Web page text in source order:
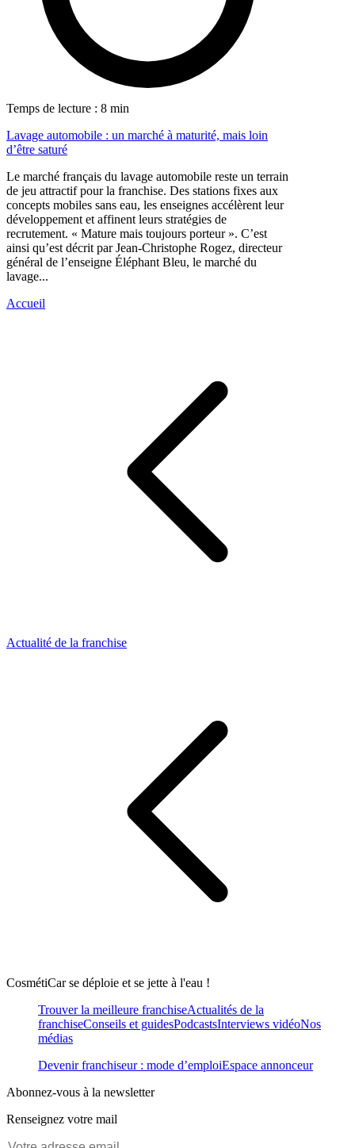
Temps de lecture : 8 min
Lavage automobile : un marché à maturité, mais loin
d’être saturé
Le marché français du lavage automobile reste un terrain
de jeu attractif pour la franchise. Des stations fixes aux
concepts mobiles sans eau, les enseignes accélèrent leur
développement et affinent leurs stratégies de
recrutement. « Mature mais toujours porteur ». C’est
ainsi qu’est décrit par Jean-Christophe Rogez, directeur
général de l’enseigne Éléphant Bleu, le marché du
lavage...
Accueil
Actualité de la franchise
CosmétiCar se déploie et se jette à l'eau !
Trouver la meilleure franchiseActualités de la
franchiseConseils et guidesPodcastsInterviews vidéoNos
médias
Devenir franchiseur : mode d’emploiEspace annonceur
Abonnez-vous à la newsletter
Renseignez votre mail